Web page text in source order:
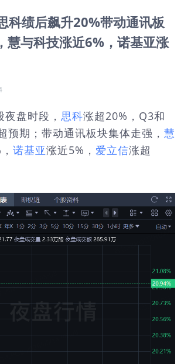
科绩后飙升20%带动通讯板
慧与科技涨近6%，诺基亚涨
盘时段， 思科涨超20%，Q3和
预期；带动通讯板块集体走强， 慧
诺基亚涨近5%， 爱立信涨超